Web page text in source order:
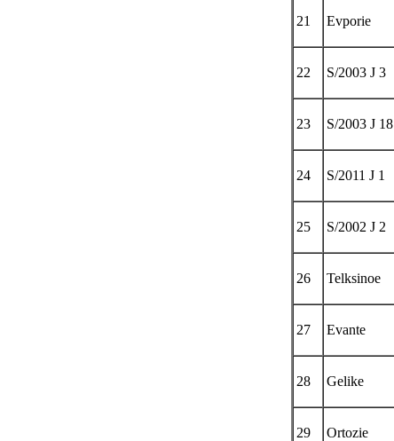
21 Evporie
22 S/2003 J 3
23 S/2003 J 18
24 S/2011 J 1
25 S/2002 J 2
26 Telksinoe
27 Evante
28 Gelike
29 Ortozie